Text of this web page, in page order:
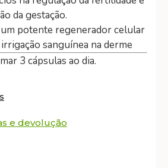
da gestação.
um potente regenerador celular
sanguínea na derme
3 cápsulas ao dia.
e devolução